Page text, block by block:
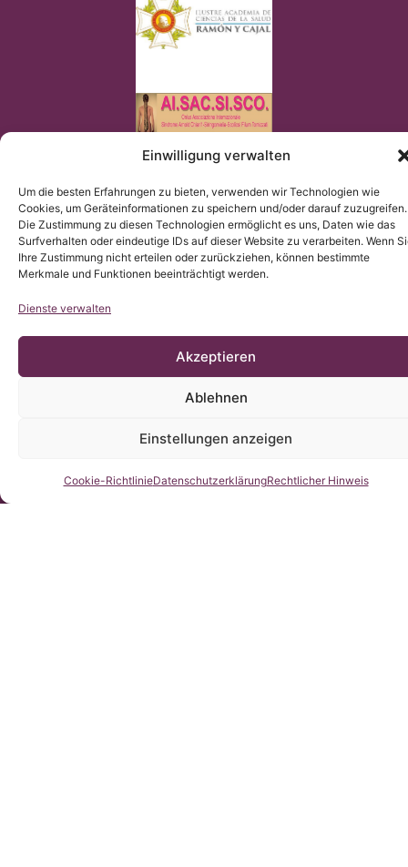
Einwilligung verwalten
Um die besten Erfahrungen zu bieten, verwenden wir Technologien wie
Cookies, um Geräteinformationen zu speichern und/oder darauf zuzugreifen.
Die Zustimmung zu diesen Technologien ermöglicht es uns, Daten wie das
Surfverhalten oder eindeutige IDs auf dieser Website zu verarbeiten. Wenn
Ihre Zustimmung nicht erteilen oder zurückziehen, können bestimmte
Merkmale und Funktionen beeinträchtigt werden.
Dienste verwalten
Akzeptieren
Ablehnen
Einstellungen anzeigen
Cookie-RichtlinieDatenschutzerklärungRechtlicher Hinweis
© Copyright Institut Chiari 2025
(ICSEB) erfüllt die EU Verordnung 2016/679 (DSGVO).
Der Inhalt dieser Webseite ist eine nicht-offizielle Übersetzung
der Originalinhaltes der spanischen Webseite; das Institut
Chiari & Siringomielia & Escoliosis de Barcelona stellt die
Übersetzung zur Verfügung, um allen Nutzern der Webseite ein
besseres Verständnis zu ermöglichen.
Kontaktieren Sie uns